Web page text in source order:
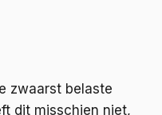
zwaarst belaste
dit misschien niet,